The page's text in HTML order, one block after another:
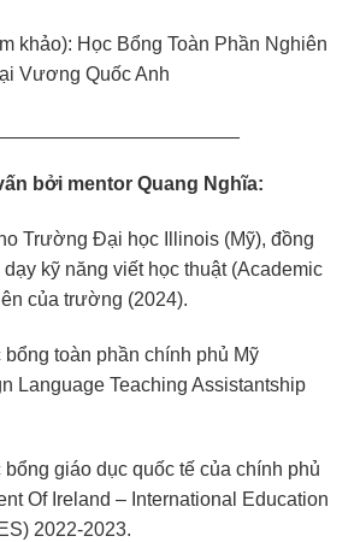
khảo): Học Bổng Toàn Phần Nghiên
Vương Quốc Anh
bởi mentor Quang Nghĩa:
Trường Đại học Illinois (Mỹ), đồng
kỹ năng viết học thuật (Academic
của trường (2024).
toàn phần chính phủ Mỹ
Language Teaching Assistantship
giáo dục quốc tế của chính phủ
Of Ireland – International Education
2022-2023.